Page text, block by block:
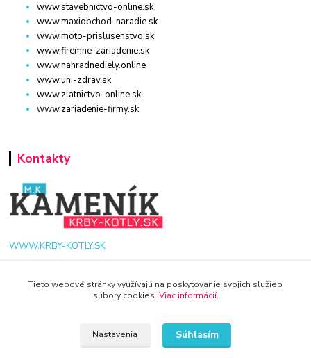
www.stavebnictvo-online.sk
www.maxiobchod-naradie.sk
www.moto-prislusenstvo.sk
www.firemne-zariadenie.sk
www.nahradnediely.online
www.uni-zdrav.sk
www.zlatnictvo-online.sk
www.zariadenie-firmy.sk
Kontakty
WWW.KRBY-KOTLY.SK
Tieto webové stránky využívajú na poskytovanie svojich služieb
súbory cookies. Viac informácií.
Nastavenia Súhlasím